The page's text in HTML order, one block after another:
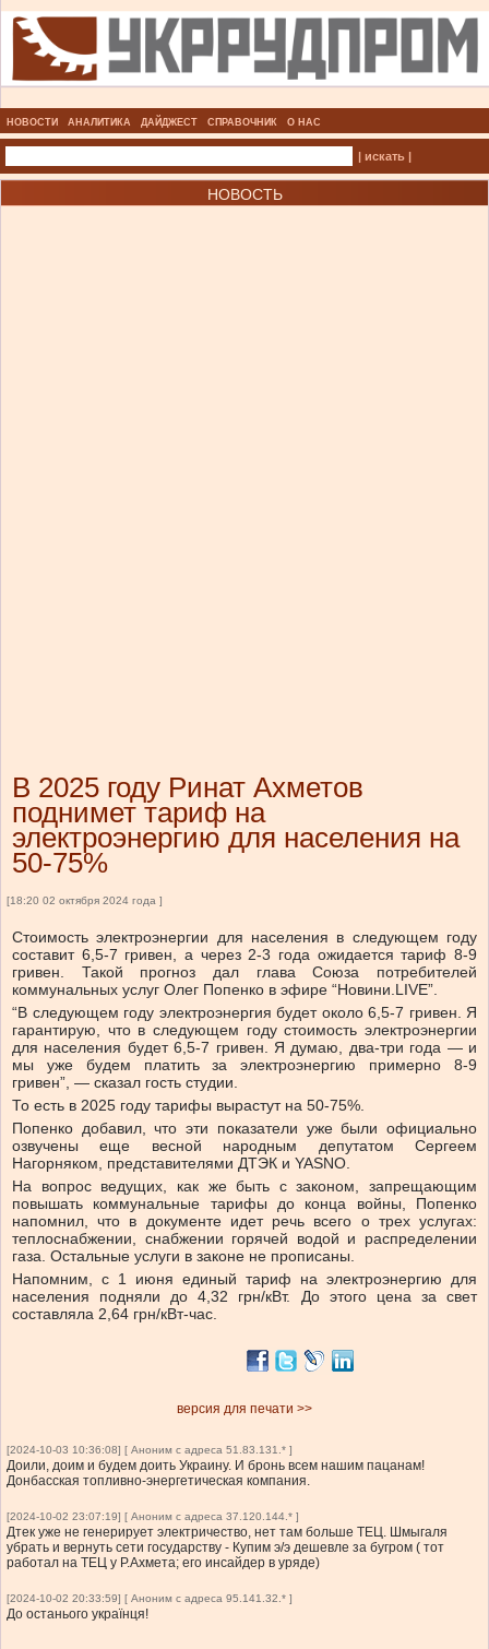
НОВОСТИ АНАЛИТИКА ДАЙДЖЕСТ СПРАВОЧНИК О НАС
| искать |
НОВОСТЬ
В 2025 году Ринат Ахметов
поднимет тариф на
электроэнергию для населения на
50-75%
[18:20 02 октября 2024 года ]
Стоимость электроэнергии для населения в следующем году
составит 6,5-7 гривен, а через 2-3 года ожидается тариф 8-9
гривен. Такой прогноз дал глава Союза потребителей
коммунальных услуг Олег Попенко в эфире “Новини.LIVE”.
“В следующем году электроэнергия будет около 6,5-7 гривен. Я
гарантирую, что в следующем году стоимость электроэнергии
для населения будет 6,5-7 гривен. Я думаю, два-три года — и
мы уже будем платить за электроэнергию примерно 8-9
гривен”, — сказал гость студии.
То есть в 2025 году тарифы вырастут на 50-75%.
Попенко добавил, что эти показатели уже были официально
озвучены еще весной народным депутатом Сергеем
Нагорняком, представителями ДТЭК и YASNO.
На вопрос ведущих, как же быть с законом, запрещающим
повышать коммунальные тарифы до конца войны, Попенко
напомнил, что в документе идет речь всего о трех услугах:
теплоснабжении, снабжении горячей водой и распределении
газа. Остальные услуги в законе не прописаны.
Напомним, с 1 июня единый тариф на электроэнергию для
населения подняли до 4,32 грн/кВт. До этого цена за свет
составляла 2,64 грн/кВт-час.
версия для печати >>
[2024-10-03 10:36:08] [ Аноним с адреса 51.83.131.* ]
Доили, доим и будем доить Украину. И бронь всем нашим пацанам!
Донбасская топливно-энергетическая компания.
[2024-10-02 23:07:19] [ Аноним с адреса 37.120.144.* ]
Дтек уже не генерирует электричество, нет там больше ТЕЦ. Шмыгаля
убрать и вернуть сети государству - Купим э/э дешевле за бугром ( тот
работал на ТЕЦ у Р.Ахмета; его инсайдер в уряде)
[2024-10-02 20:33:59] [ Аноним с адреса 95.141.32.* ]
До останього українця!